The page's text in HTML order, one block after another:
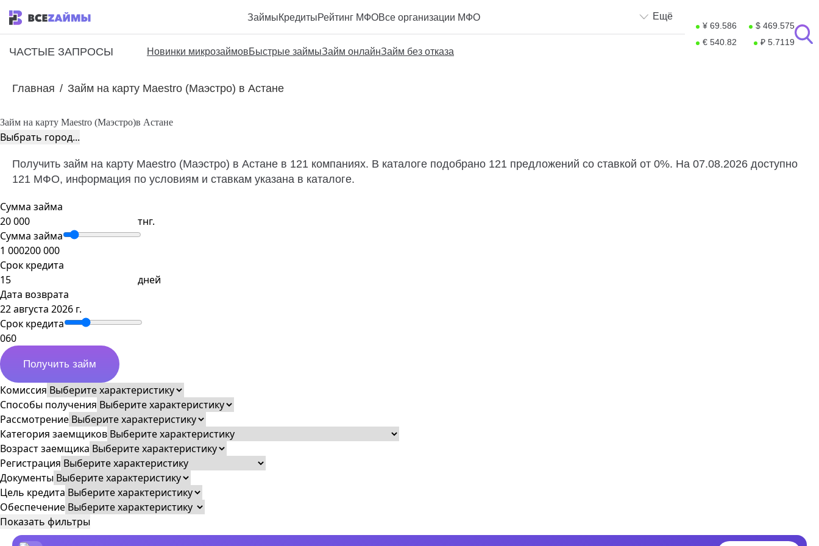
ЗаймыКредитыРейтинг МФОВсе организации МФО Ещё
ЧАСТЫЕ ЗАПРОСЫ Новинки микрозаймовБыстрые займыЗайм онлайнЗайм без отказа
¥ 69.586
$ 469.575
€ 540.82
₽ 5.7119
Главная / Займ на карту Maestro (Маэстро) в Астане
Займ на карту Maestro (Маэстро)в Астане
Выбрать город...
Получить займ на карту Maestro (Маэстро) в Астане в 121 компаниях. В каталоге подобрано 121 предложений со ставкой от 0%. На 07.08.2026 доступно
121 МФО, информация по условиям и ставкам указана в каталоге.
Сумма займа
тнг.
Сумма займа
1 000200 000
Срок кредита
дней
Дата возврата
22 августа 2026 г.
Срок кредита
060
Получить займ
Комиссия
Способы получения
Рассмотрение
Категория заемщиков
Возраст заемщика
Регистрация
Документы
Цель кредита
Обеспечение
Показать фильтры